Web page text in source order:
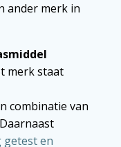
ander merk in
merk staat
combinatie van
getest en